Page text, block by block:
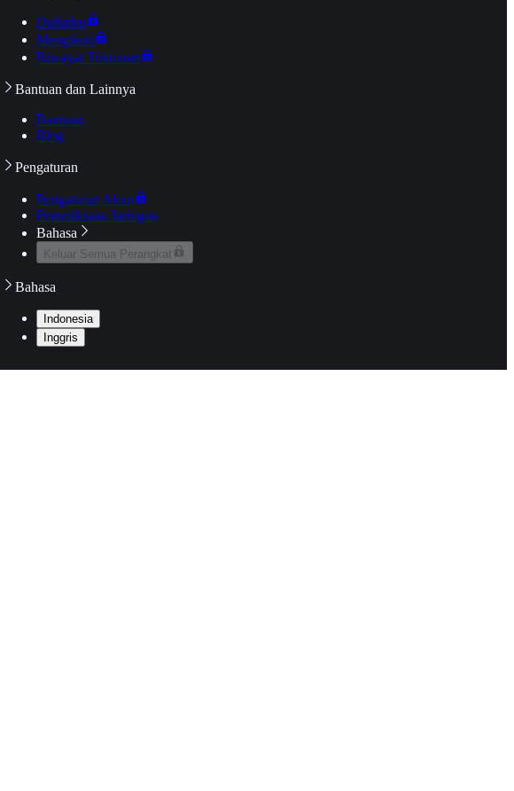
Daftarku
Mengikuti
Riwayat Tontonan
Bantuan dan Lainnya
Bantuan
Blog
Pengaturan
Pengaturan Akun
Pemeriksaan Jaringan
Bahasa
Keluar Semua Perangkat
Bahasa
Indonesia
Inggris